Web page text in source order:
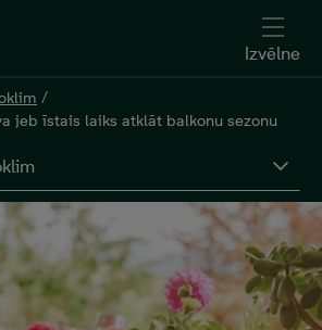
Izvēlne
/
jeb īstais laiks atklāt balkonu sezonu